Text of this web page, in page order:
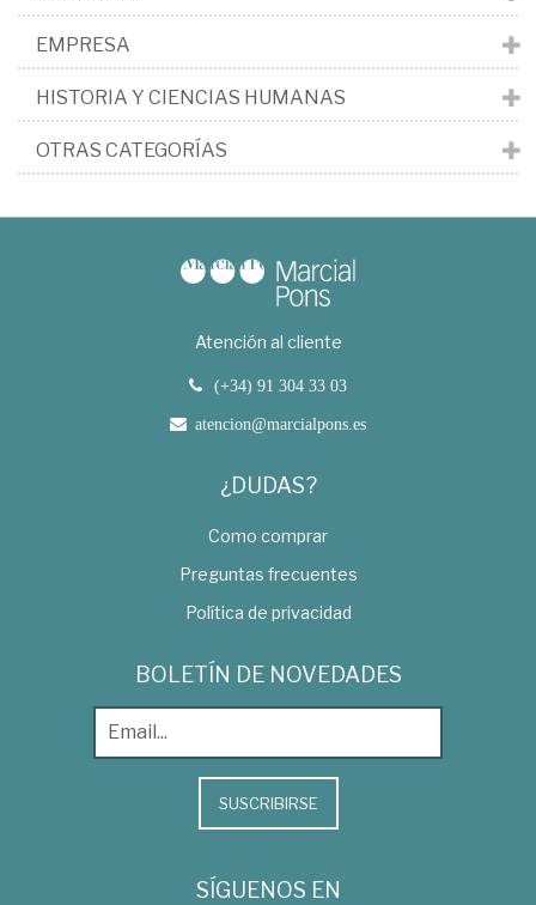
EMPRESA
HISTORIA Y CIENCIAS HUMANAS
OTRAS CATEGORÍAS
Atención al cliente
(+34) 91 304 33 03
atencion@marcialpons.es
¿DUDAS?
Como comprar
Preguntas frecuentes
Política de privacidad
BOLETÍN DE NOVEDADES
SUSCRIBIRSE
SÍGUENOS EN